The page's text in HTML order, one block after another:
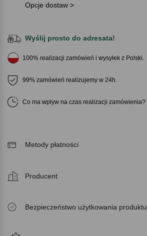
Opcje dostaw >
Wyślij prosto do adresata!
100% realizacji zamówień i wysyłek z Polski.
99% zamówień realizujemy w 24h.
Co ma wpływ na czas realizacji zamówienia
Metody płatności
Producent
Bezpieczeństwo użytkowania produktu